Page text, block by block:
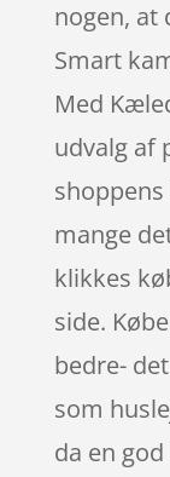
nogen, at
Smart
Med
udvalg af
mange
klikkes
side.
bedre-
som
da en